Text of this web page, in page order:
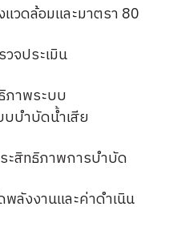
วดล้อมและมาตรา 80
จประเมิน
ภาพระบบ
บบำบัดน้ำเสีย
ะสิทธิภาพการบำบัด
ลังงานและค่าดำเนิน